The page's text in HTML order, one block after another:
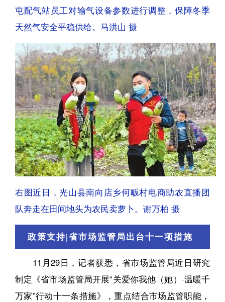
屯配气站员工对输气设备参数进行调整，保障冬季
天然气安全平稳供给。马洪山 摄
右图近日，光山县南向店乡何畈村电商助农直播团
队奔走在田间地头为农民卖萝卜。谢万柏 摄
政策支持|省市场监管局出台十一项措施
11月29日，记者获悉，省市场监管局近日研究
制定《省市场监管局开展“关爱你我他（她）·温暖千
万家”行动十一条措施》，重点结合市场监管职能，